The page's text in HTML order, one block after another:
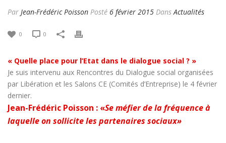
Par Jean-Frédéric Poisson Posté 6 février 2015 DansActualités
0 0
« Quelle place pour l’Etat dans le dialogue social ? »
Je suis intervenu aux Rencontres du Dialogue social organisées
par Libération et les Salons CE (Comités d’Entreprise) le 4 février
dernier.
Jean-Frédéric Poisson : «Se méfier de la fréquence à
laquelle on sollicite les partenaires sociaux»